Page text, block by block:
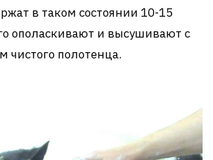
в таком состоянии 10-15
ополаскивают и высушивают с
чистого полотенца.